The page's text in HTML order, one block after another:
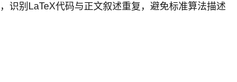
识别LaTeX代码与正文叙述重复，避免标准算法描述